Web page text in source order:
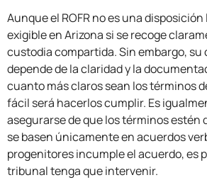
Aunque el ROFR no es una
exigible en Arizona si se recoge
custodia compartida. Sin embargo,
depende de la claridad y la
cuanto más claros sean los términos
fácil será hacerlos cumplir. Es
asegurarse de que los términos estén
se basen únicamente en acuerdos
progenitores incumple el acuerdo, es
tribunal tenga que intervenir.